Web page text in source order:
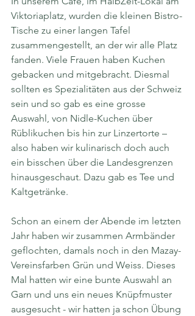
Viktoriaplatz, wurden die kleinen Bistro-
Tische zu einer langen Tafel
zusammengestellt, an der wir alle Platz
fanden. Viele Frauen haben Kuchen
gebacken und mitgebracht. Diesmal
sollten es Spezialitäten aus der Schweiz
sein und so gab es eine grosse
Auswahl, von Nidle-Kuchen über
Rüblikuchen bis hin zur Linzertorte –
also haben wir kulinarisch doch auch
ein bisschen über die Landesgrenzen
hinausgeschaut. Dazu gab es Tee und
Kaltgetränke.
Schon an einem der Abende im letzten
Jahr haben wir zusammen Armbänder
geflochten, damals noch in den Mazay-
Vereinsfarben Grün und Weiss. Dieses
Mal hatten wir eine bunte Auswahl an
Garn und uns ein neues Knüpfmuster
ausgesucht - wir hatten ja schon Übung